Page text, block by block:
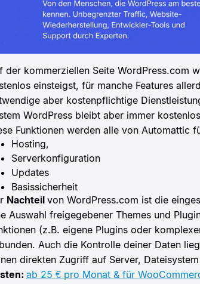
der kommerziellen Seite WordPress.com
einsteigst, für manche Features
aber kostenpflichtige
WordPress bleibt aber immer
Funktionen werden alle von Automattic
Hosting,
Serverkonfiguration
Updates
Basissicherheit
Nachteil von WordPress.com ist die
Auswahl freigegebener Themes und
(z.B. eigene Plugins oder
Auch die Kontrolle deiner Daten
direkten Zugriff auf Server,
ab 25 € pro Monat & für